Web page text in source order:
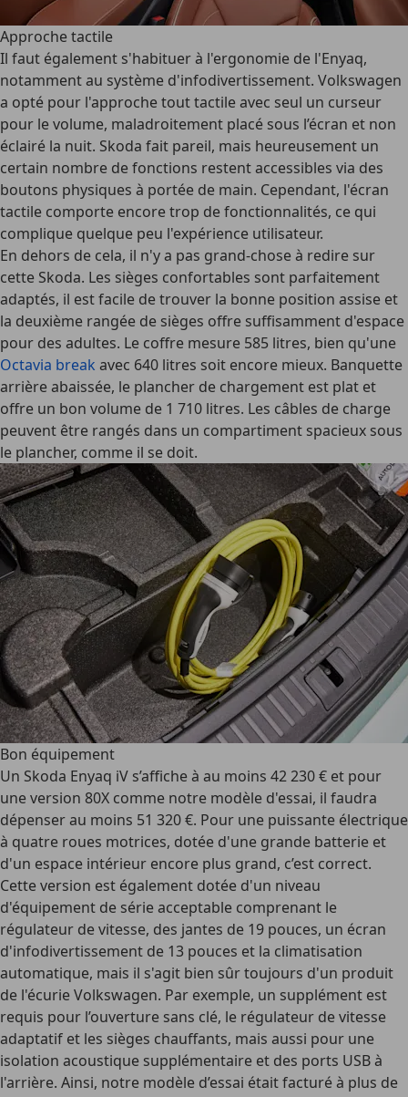
Approche tactile
Il faut également s'habituer à l'ergonomie de l'Enyaq,
notamment au système d'infodivertissement. Volkswagen
a opté pour l'approche tout tactile avec seul un curseur
pour le volume, maladroitement placé sous l’écran et non
éclairé la nuit. Skoda fait pareil, mais heureusement un
certain nombre de fonctions restent accessibles via des
boutons physiques à portée de main. Cependant, l'écran
tactile comporte encore trop de fonctionnalités, ce qui
complique quelque peu l'expérience utilisateur.
En dehors de cela, il n'y a pas grand-chose à redire sur
cette Skoda. Les sièges confortables sont parfaitement
adaptés, il est facile de trouver la bonne position assise et
la deuxième rangée de sièges offre suffisamment d'espace
pour des adultes. Le coffre mesure 585 litres, bien qu'une
Octavia break avec 640 litres soit encore mieux. Banquette
arrière abaissée, le plancher de chargement est plat et
offre un bon volume de 1 710 litres. Les câbles de charge
peuvent être rangés dans un compartiment spacieux sous
le plancher, comme il se doit.
Bon équipement
Un Skoda Enyaq iV s’affiche à au moins 42 230 € et pour
une version 80X comme notre modèle d'essai, il faudra
dépenser au moins 51 320 €. Pour une puissante électrique
à quatre roues motrices, dotée d'une grande batterie et
d'un espace intérieur encore plus grand, c’est correct.
Cette version est également dotée d'un niveau
d'équipement de série acceptable comprenant le
régulateur de vitesse, des jantes de 19 pouces, un écran
d'infodivertissement de 13 pouces et la climatisation
automatique, mais il s'agit bien sûr toujours d'un produit
de l'écurie Volkswagen. Par exemple, un supplément est
requis pour l’ouverture sans clé, le régulateur de vitesse
adaptatif et les sièges chauffants, mais aussi pour une
isolation acoustique supplémentaire et des ports USB à
l'arrière. Ainsi, notre modèle d’essai était facturé à plus de